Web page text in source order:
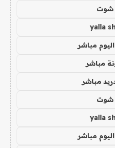
شوت
yalla
مباشر
مباشر
مباشر
شوت
yalla
مباشر